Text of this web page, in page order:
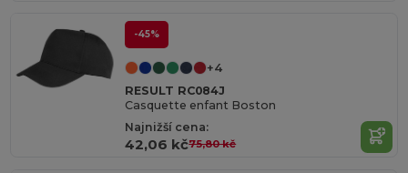
-45%
+4
RESULT RC084J
Casquette enfant Boston
Najnižší cena:
42,06 kč75,80 kč